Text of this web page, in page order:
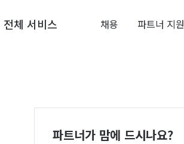
전체 서비스 채용 파트너 지원
파트너가 맘에 드시나요?